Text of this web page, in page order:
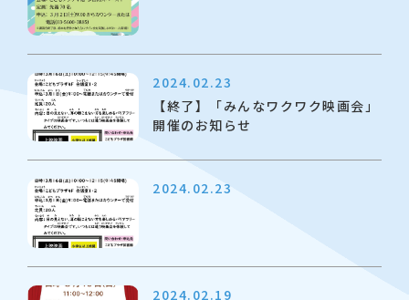
2024.02.23
【終了】「みんなワクワク映画会」
開催のお知らせ
2024.02.23
2024.02.19